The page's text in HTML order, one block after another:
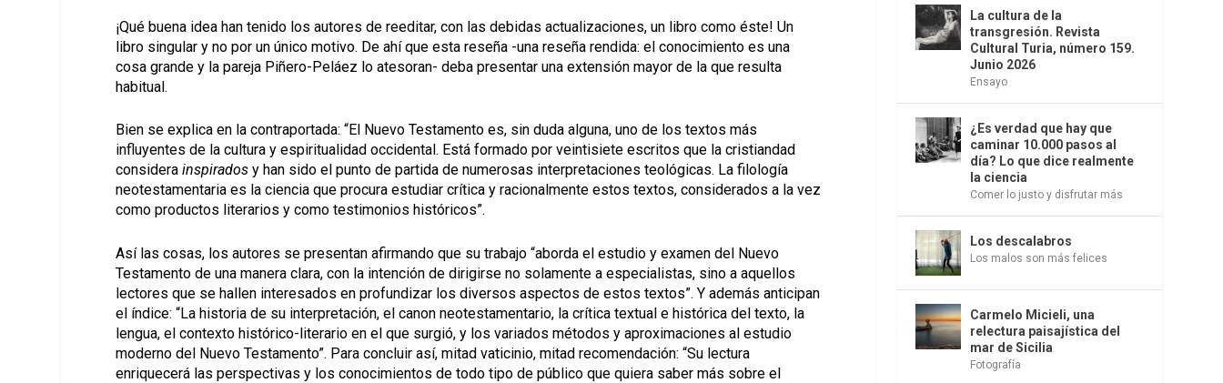
¡Qué buena idea han tenido los autores de reeditar, con las debidas actualizaciones, un libro como éste! Un
libro singular y no por un único motivo. De ahí que esta reseña -una reseña rendida: el conocimiento es una
cosa grande y la pareja Piñero-Peláez lo atesoran- deba presentar una extensión mayor de la que resulta
habitual.
Bien se explica en la contraportada: “El Nuevo Testamento es, sin duda alguna, uno de los textos más
influyentes de la cultura y espiritualidad occidental. Está formado por veintisiete escritos que la cristiandad
considerainspirados y han sido el punto de partida de numerosas interpretaciones teológicas. La filología
neotestamentaria es la ciencia que procura estudiar crítica y racionalmente estos textos, considerados a la vez
como productos literarios y como testimonios históricos”.
Así las cosas, los autores se presentan afirmando que su trabajo “aborda el estudio y examen del Nuevo
Testamento de una manera clara, con la intención de dirigirse no solamente a especialistas, sino a aquellos
lectores que se hallen interesados en profundizar los diversos aspectos de estos textos”. Y además anticipan
el índice: “La historia de su interpretación, el canon neotestamentario, la crítica textual e histórica del texto, la
lengua, el contexto histórico-literario en el que surgió, y los variados métodos y aproximaciones al estudio
moderno del Nuevo Testamento”. Para concluir así, mitad vaticinio, mitad recomendación: “Su lectura
enriquecerá las perspectivas y los conocimientos de todo tipo de público que quiera saber más sobre el
La cultura de la
transgresión. Revista
Cultural Turia, número 159.
Junio 2026
Ensayo
¿Es verdad que hay que
caminar 10.000 pasos al
día? Lo que dice realmente
la ciencia
Comer lo justo y disfrutar más
Los descalabros
Los malos son más felices
Carmelo Micieli, una
relectura paisajística del
mar de Sicilia
Fotografía